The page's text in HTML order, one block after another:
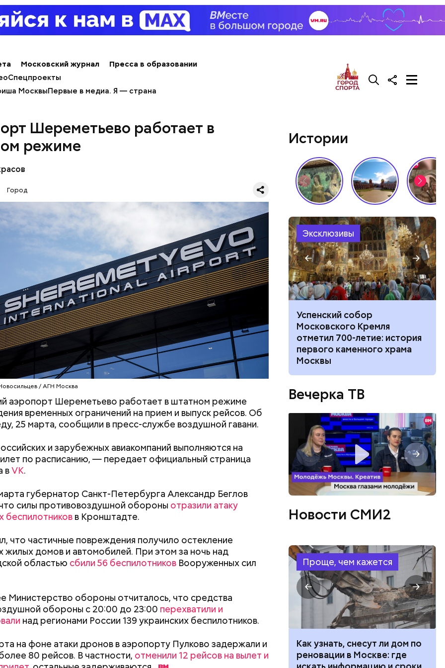
Московский журнал
Пресса в образовании
Спецпроекты
МосквыПервые в медиа. Я — страна
Шереметьево работает в
режиме
Город
/ АГН Москва
аэропорт Шереметьево работает в штатном режиме
временных ограничений на прием и выпуск рейсов. Об
25 марта, сообщили в пресс-службе воздушной гавани.
и зарубежных авиакомпаний выполняются на
по расписанию, — передает официальный страница
вVK.
губернатор Санкт-Петербурга Александр Беглов
силы противовоздушной обороны отразили атаку
беспилотников в Кронштадте.
что частичные повреждения получило остекление
жилых домов и автомобилей. При этом за ночь над
областью сбили 56 беспилотников Вооруженных сил
Министерство обороны отчиталось, что средства
обороны с 20:00 до 23:00 перехватили и
над регионами России 139 украинских беспилотников.
на фоне атаки дронов в аэропорту Пулково задержали и
80 рейсов. В частности, отменили 12 рейсов на вылет и
включают в программу реновации
реновации могут попасть:
включение в программу которых проголосовало
их жителей.
панели в сочетании с решетками в технических зонах.
предусмотрены энергосберегающие двухкамерные
будет иметь хорошую транспортную доступность,
рядом с ним расположены станция метро «Печатники»
линии, одноименные станции второго
центрального диаметра и Люблинско-Дмитровской
Третье транспортное кольцо.
проекта выступает ГК «Галс-Девелопмент», добавляет
департамента градостроительной политики.
Истории
Эксклюзивы
Одиссей, Аид, Дионис,
Афродита и Гера: зачем
родители называют детей
необычными именами
Ни один артист не покинул
театр: интервью с худруком
«Покровка.Театр» Дмитрием
Бикбаевым
Успенский собор
Московского Кремля
отметил 700-летие: история
первого каменного храма
Москвы
Вечерка ТВ
Новости СМИ2
Проще, чем кажется
Как поменять батареи дома и
не получить штраф
Как получить до 100 тысяч
рублей от государства при
Как узнать, снесут ли дом по
реновации в Москве: где